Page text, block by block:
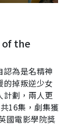
of the
認為是名精神
的掉叛逆少女
計劃，兩人更
16集，劇集獲
國電影學院獎